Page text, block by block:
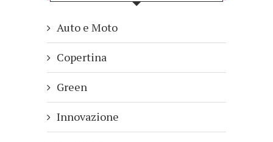
Auto e Moto
Copertina
Green
Innovazione